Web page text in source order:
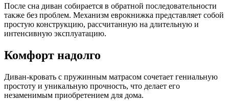
После сна диван собирается в обратной последовательности
также без проблем. Механизм еврокнижка представляет собой
простую конструкцию, рассчитанную на длительную и
интенсивную эксплуатацию.
Комфорт надолго
Диван-кровать с пружинным матрасом сочетает гениальную
простоту и уникальную прочность, что делает его
незаменимым приобретением для дома.